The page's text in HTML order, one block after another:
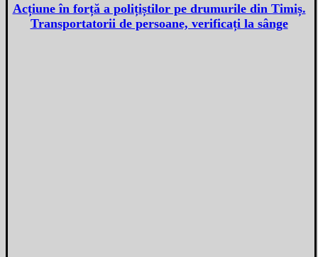
Acțiune în forță a polițiștilor pe drumurile din Timiș.
Transportatorii de persoane, verificați la sânge